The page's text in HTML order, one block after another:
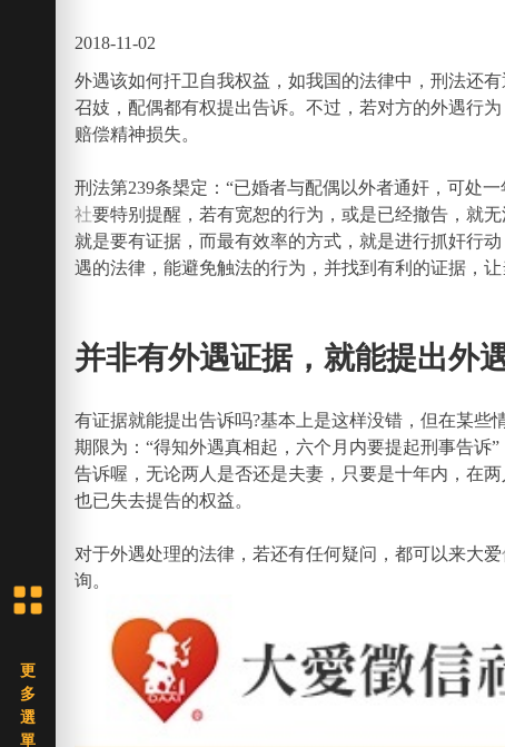
2018-11-02
外遇该如何扞卫自我权益，如我国的法律中，刑法还
召妓，配偶都有权提出告诉。不过，若对方的外遇行
赔偿精神损失。
刑法第239条槼定：“已婚者与配偶以外者通奸，可处
社要特别提醒，若有宽恕的行为，或是已经撤告，就
就是要有证据，而最有效率的方式，就是进行抓奸行
遇的法律，能避免触法的行为，并找到有利的证据，
并非有外遇证据，就能提出外
有证据就能提出告诉吗?基本上是这样没错，但在某
期限为：“得知外遇真相起，六个月内要提起刑事告诉
告诉喔，无论两人是否还是夫妻，只要是十年内，在
也已失去提告的权益。
对于外遇处理的法律，若还有任何疑问，都可以来大爱
询。